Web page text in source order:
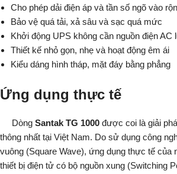
Cho phép dải điện áp và tần số ngõ vào
Bảo vệ quá tải, xả sâu và sạc quá mức
Khởi động UPS không cần nguồn điện
Thiết kế nhỏ gọn, nhẹ và hoạt động êm ái
Kiểu dáng hình tháp, mặt đáy bằng phẳng
Ứng dụng thực tế
Dòng Santak TG 1000 được coi là giải
thông nhất tại Việt Nam. Do sử dụng công
vuông (Square Wave), ứng dụng thực tế của
thiết bị điện tử có bộ nguồn xung (Switching